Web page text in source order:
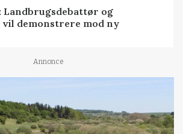
Landbrugsdebattør og
demonstrere mod ny
Annonce